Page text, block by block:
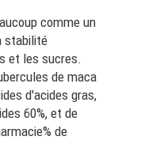
comme un
stabilité
et les sucres.
de maca
d'acides gras,
60%, et de
% de